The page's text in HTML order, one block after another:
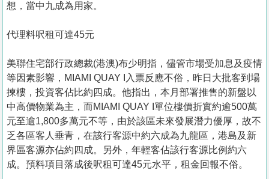
想，當中九成為用家。
代理料呎租可達45元
美聯住宅部行政總裁(港澳)布少明指，儘管市場受加息及疫情
等因素影響，MIAMI QUAY I入票反應不俗，昨日大批客到場
揀樓，投資客佔比約四成。他指出，本月部署推售的新盤以
中高價物業為主，而MIAMI QUAY I單位樓價折實約逾500萬
元至逾1,800多萬元不等，由於該區未來發展潛力優厚，故不
乏各區客人垂青，在該行客源中約六成為九龍區，港島及新
界區客源亦佔約四成。另外，年輕客佔該行客源比例約六
成。預料項目落成後呎租可達45元水平，租金回報不俗。